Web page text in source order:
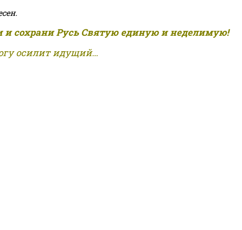
и сохрани Русь Святую единую и неделимую!
осилит идущий...